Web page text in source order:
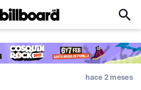
Billboard
Click
Input
hace 2 meses